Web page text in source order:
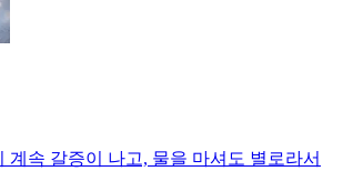
계속 갈증이 나고, 물을 마셔도 별로라서